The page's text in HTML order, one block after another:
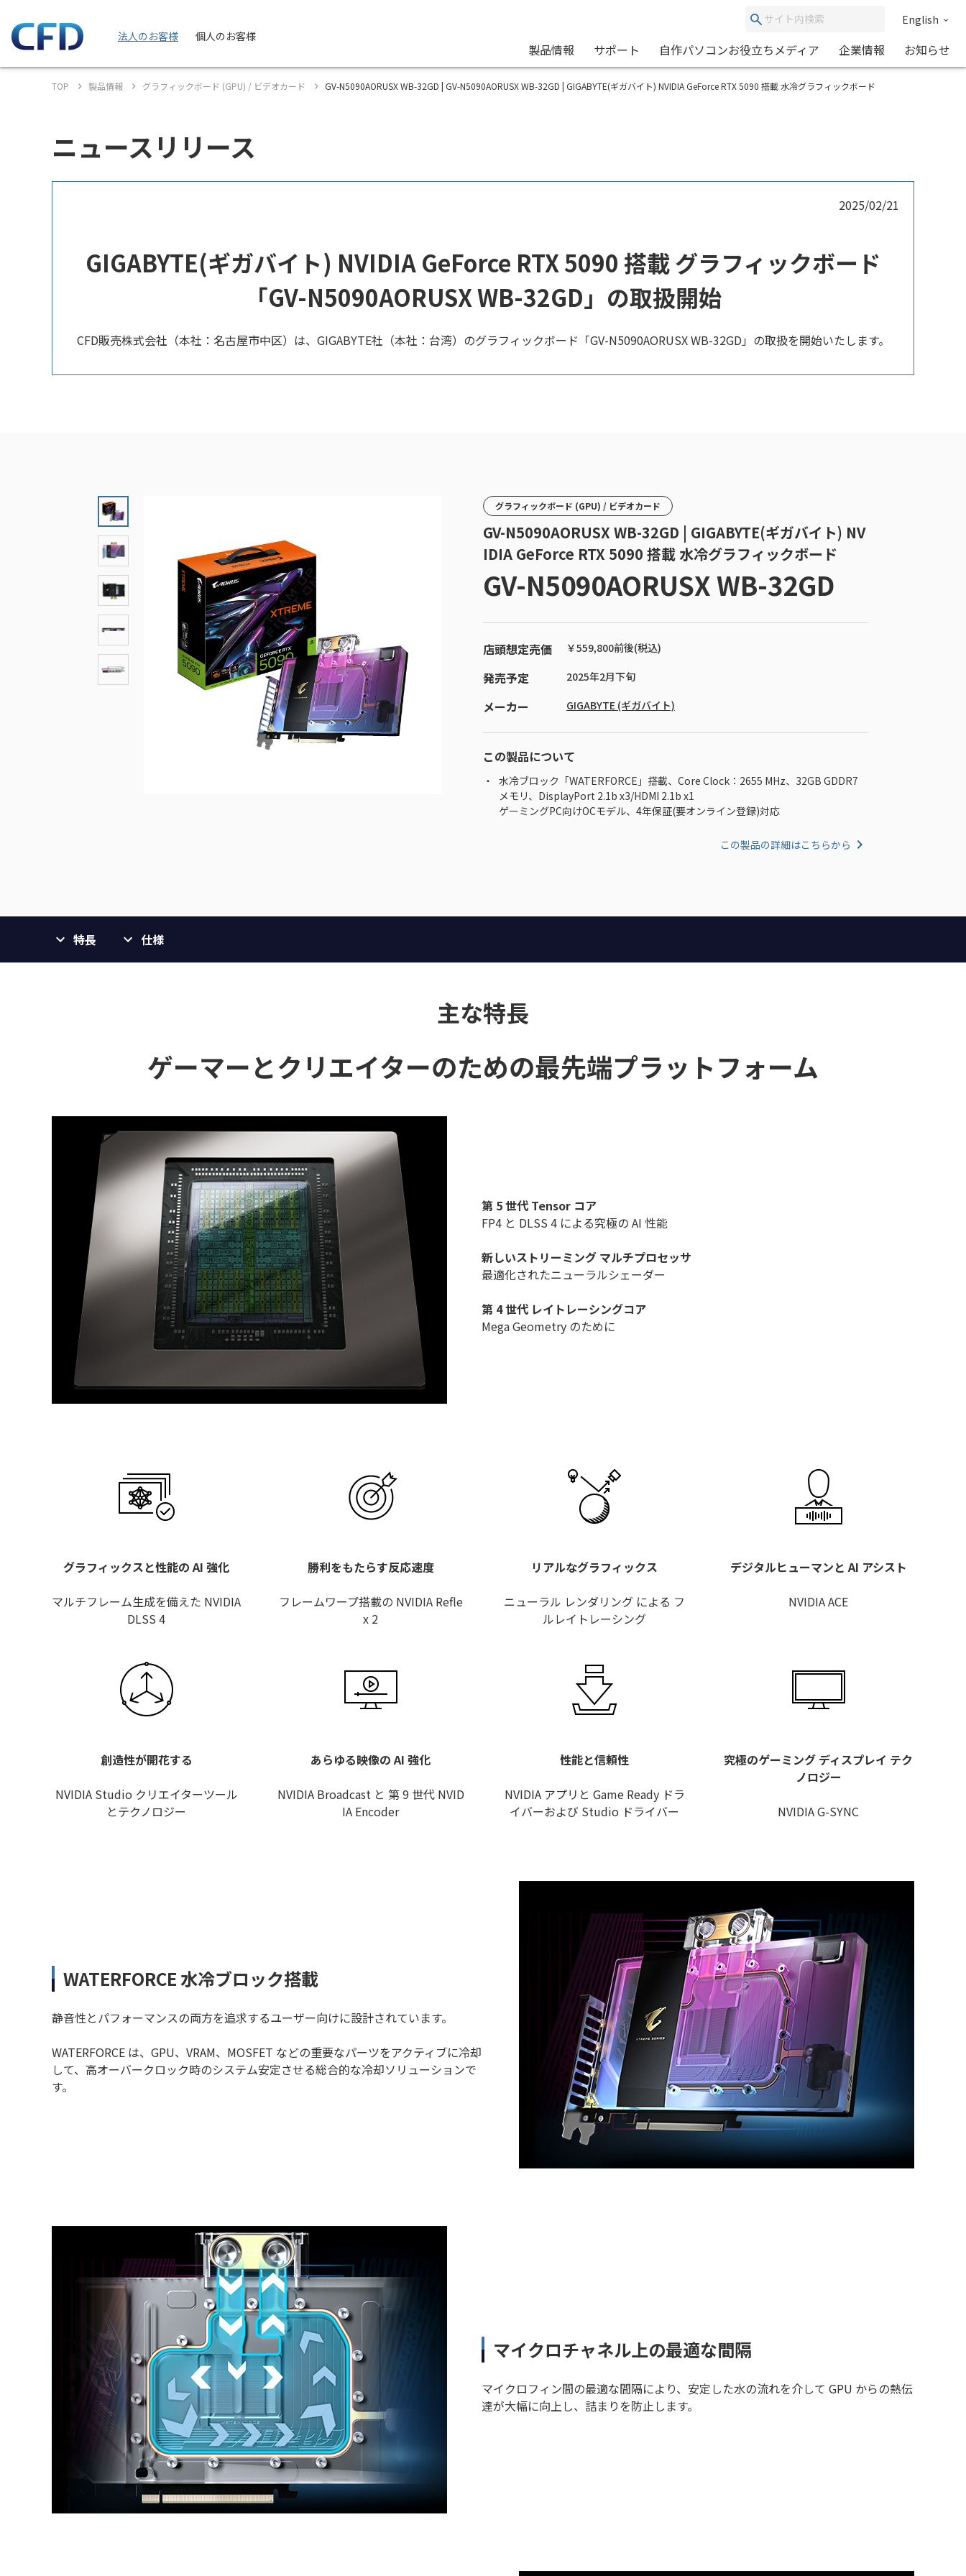
法人のお客様 個人のお客様
English
製品情報 サポート 自作パソコンお役立ちメディア 企業情報 お知らせ
TOP 製品情報 グラフィックボード (GPU) / ビデオカード GV-N5090AORUSX WB-32GD | GV-N5090AORUSX WB-32GD | GIGABYTE(ギガバイト) NVIDIA GeForce RTX 5090 搭載 水冷グラフィックボード
ニュースリリース
2025/02/21
GIGABYTE(ギガバイト) NVIDIA GeForce RTX 5090 搭載 グラフィックボード
「GV-N5090AORUSX WB-32GD」の取扱開始
CFD販売株式会社（本社：名古屋市中区）は、GIGABYTE社（本社：台湾）のグラフィックボード「GV-N5090AORUSX WB-32GD」の取扱を開始いたします。
グラフィックボード (GPU) / ビデオカード
GV-N5090AORUSX WB-32GD | GIGABYTE(ギガバイト) NV
IDIA GeForce RTX 5090 搭載 水冷グラフィックボード
GV-N5090AORUSX WB-32GD
店頭想定売価 ￥559,800前後(税込)
発売予定 2025年2月下旬
メーカー GIGABYTE (ギガバイト)
この製品について
水冷ブロック「WATERFORCE」搭載、Core Clock：2655 MHz、32GB GDDR7
メモリ、DisplayPort 2.1b x3/HDMI 2.1b x1
ゲーミングPC向けOCモデル、4年保証(要オンライン登録)対応
この製品の詳細はこちらから
特長 仕様
主な特長
ゲーマーとクリエイターのための最先端プラットフォーム
第 5 世代 Tensor コア
FP4 と DLSS 4 による究極の AI 性能
新しいストリーミング マルチプロセッサ
最適化されたニューラルシェーダー
第 4 世代 レイトレーシングコア
Mega Geometry のために
グラフィックスと性能の AI 強化
マルチフレーム生成を備えた NVIDIA
DLSS 4
勝利をもたらす反応速度
フレームワープ搭載の NVIDIA Refle
x 2
リアルなグラフィックス
ニューラル レンダリング による フ
ルレイトレーシング
デジタルヒューマンと AI アシスト
NVIDIA ACE
創造性が開花する
NVIDIA Studio クリエイターツール
とテクノロジー
あらゆる映像の AI 強化
NVIDIA Broadcast と 第 9 世代 NVID
IA Encoder
性能と信頼性
NVIDIA アプリと Game Ready ドラ
イバーおよび Studio ドライバー
究極のゲーミング ディスプレイ テク
ノロジー
NVIDIA G-SYNC
WATERFORCE 水冷ブロック搭載
静音性とパフォーマンスの両方を追求するユーザー向けに設計されています。
WATERFORCE は、GPU、VRAM、MOSFET などの重要なパーツをアクティブに冷却
して、高オーバークロック時のシステム安定させる総合的な冷却ソリューションで
す。
マイクロチャネル上の最適な間隔
マイクロフィン間の最適な間隔により、安定した水の流れを介して GPU からの熱伝
達が大幅に向上し、詰まりを防止します。